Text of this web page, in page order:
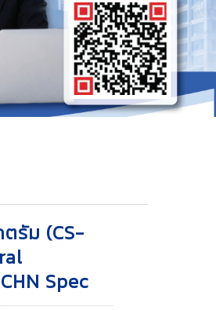
รัม (CS-
Spec